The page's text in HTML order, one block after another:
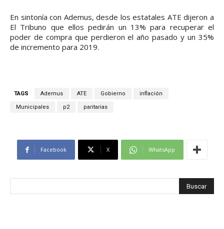
En sintonía con Ademus, desde los estatales ATE dijeron a
El Tribuno que ellos pedirán un 13% para recuperar el
poder de compra que perdieron el año pasado y un 35%
de incremento para 2019.
TAGS Ademus ATE Gobierno inflación
Municipales p2 paritarias
Facebook X WhatsApp